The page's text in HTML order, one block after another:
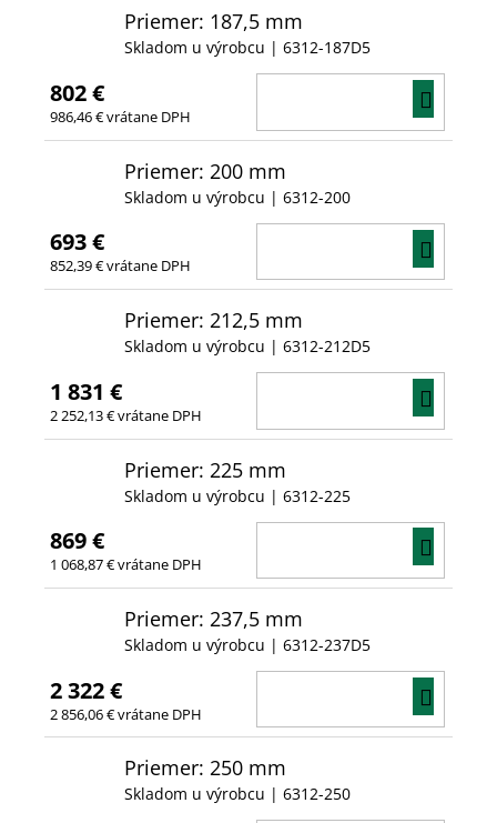
Priemer: 187,5 mm
Skladom u výrobcu | 6312-187D5
802 €
986,46 € vrátane DPH
Priemer: 200 mm
Skladom u výrobcu | 6312-200
693 €
852,39 € vrátane DPH
Priemer: 212,5 mm
Skladom u výrobcu | 6312-212D5
1 831 €
2 252,13 € vrátane DPH
Priemer: 225 mm
Skladom u výrobcu | 6312-225
869 €
1 068,87 € vrátane DPH
Priemer: 237,5 mm
Skladom u výrobcu | 6312-237D5
2 322 €
2 856,06 € vrátane DPH
Priemer: 250 mm
Skladom u výrobcu | 6312-250